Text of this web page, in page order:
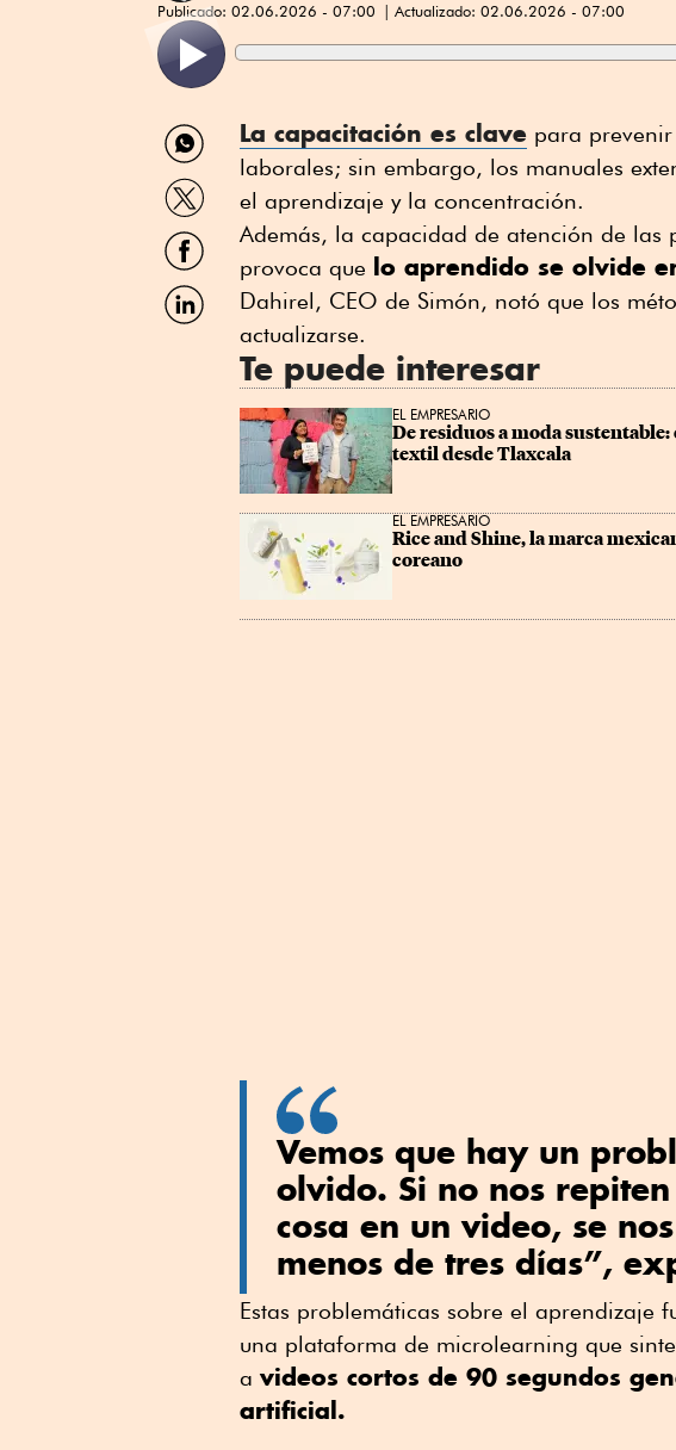
Publicado: 02.06.2026 - 07:00 Actualizado: 02.06.2026 - 07:00
Compartir
por
WhatsApp
Compartir
por
Twitter
Compartir
por
Facebook
Compartir
por
La capacitación es clave para
laborales; sin embargo, los manuales
el aprendizaje y la concentración.
Además, la capacidad de atención de las
provoca que lo aprendido se olvide
Dahirel, CEO de Simón, notó que los
actualizarse.
Te puede interesar
EL EMPRESARIO
De residuos a moda
textil desde Tlaxcala
EL EMPRESARIO
Rice and Shine, la marca
coreano
Vemos que hay un
olvido. Si no nos
cosa en un video, se
menos de tres días”,
Estas problemáticas sobre el aprendizaje
una plataforma de microlearning que
a videos cortos de 90 segundos
artificial.